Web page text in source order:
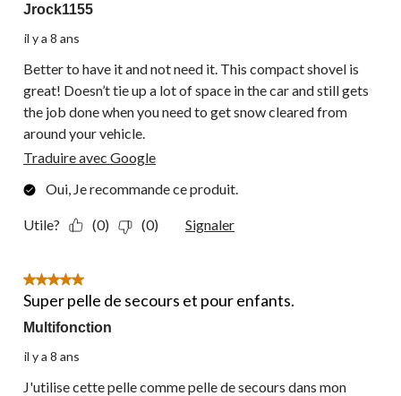
Jrock1155
il y a 8 ans
Better to have it and not need it. This compact shovel is
great! Doesn’t tie up a lot of space in the car and still gets
the job done when you need to get snow cleared from
around your vehicle.
Traduire avec Google
Oui, Je recommande ce produit.
Utile? (0) (0) Signaler
5 étoile(s) sur 5.
Super pelle de secours et pour enfants.
Multifonction
il y a 8 ans
J'utilise cette pelle comme pelle de secours dans mon